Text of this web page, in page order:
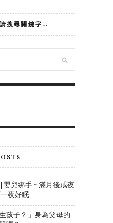
搜尋關鍵字…
嬰兒綁手 ~ 滿月後戒夜
夜好眠
孩子？」身為父母的